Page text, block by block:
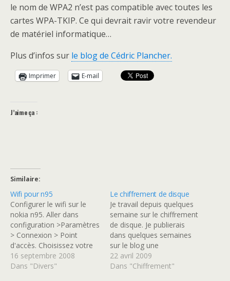
le nom de WPA2 n’est pas compatible avec toutes les
cartes WPA-TKIP. Ce qui devrait ravir votre revendeur
de matériel informatique…
Plus d’infos sur le blog de Cédric Plancher.
Imprimer E-mail
J’aime ça :
Similaire
Wifi pour n95
Configurer le wifi sur le
nokia n95. Aller dans
configuration >Paramètres
> Connexion > Point
d'accès. Choisissez votre
point d'accès qui doit
porter le nom de votre
16 septembre 2008
Dans "Divers"
Le chiffrement de disque
Je travail depuis quelques
semaine sur le chiffrement
de disque. Je publierais
dans quelques semaines
sur le blog une
introduction au
chiffrement de disque
22 avril 2009
Dans "Chiffrement"